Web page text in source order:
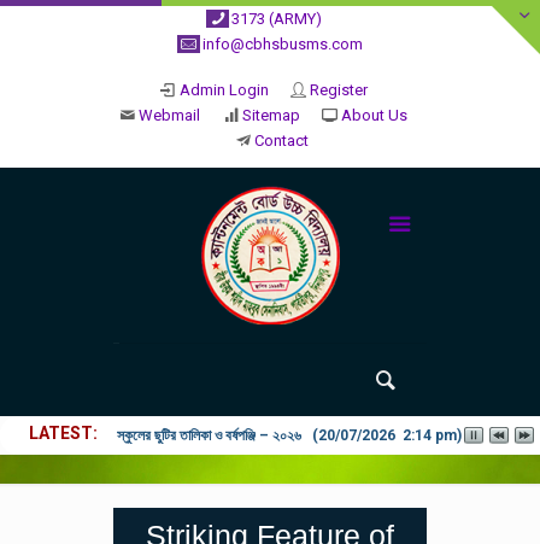
3173 (ARMY)
info@cbhsbusms.com
Admin Login
Register
Webmail
Sitemap
About Us
Contact
LATEST স্কুলের ছুটির তালিকা ও বর্ষপঞ্জি – ২০২৬ (20/07/2026 2:14 pm)
Striking Feature of